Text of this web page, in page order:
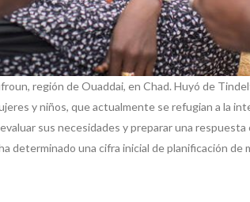
región de Ouaddai, en Chad. Huyó de
y niños, que actualmente se refugian a la
sus necesidades y preparar una
determinado una cifra inicial de planificación